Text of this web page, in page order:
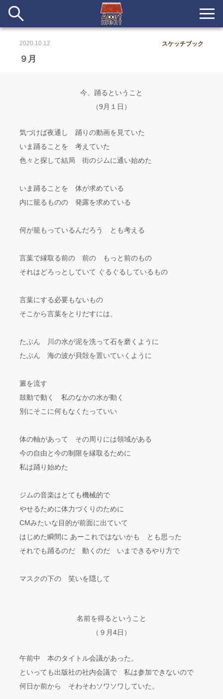
#アイデア #イベント #インド #エッセイ
長期滞在者&more
アパートメントについて
配信
９月
2020.10.12 スケッチブック
今、踊るということ
（9月１日）
気づけば夜通し 踊りの動画を見ていた
いま踊ることを 考えていた
色々と探して結局 街のジムに通い始めた
いま踊ることを 体が求めている
内に籠るものの 発露を求めている
何が籠もっているんだろう とも考える
言葉で縁取る前の 前の もっと前のもの
それはどろっとしていて ぐるぐるしているもの
言葉にする必要もないもの
そこから言葉をとりだすには、
たぶん 川の水が泥を洗って石を磨くように
たぶん 海の波が貝殻を置いていくように
澱を流す
鼓動で動く 私のなかの水が動く
別にそこに何もなくたっていい
体の軸があって その周りには領域がある
今の自由と今の制限を縁取るために
私は踊り始めた
ジムの音楽はとても機械的で
やせるために体力づくりのために
CMみたいな目的が前面に出ていて
はじめた瞬間に あーこれではないかも とも思った
それでも踊るのだ 動くのだ いまできるやり方で
マスクの下の 笑いを隠して
名前を得るということ
（９月4日）
午前中 本のタイトル会議があった。
といっても出版社の社内会議で 私は参加できないので
何日か前から そわそわソワソワしていた。